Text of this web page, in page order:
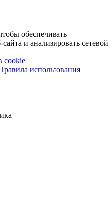
обеспечивать
и анализировать сетевой
cookie
использования